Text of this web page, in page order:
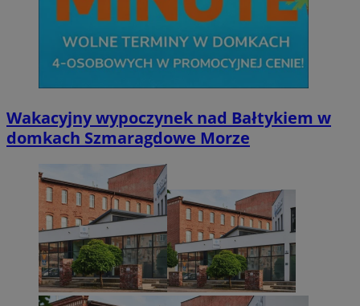
Wakacyjny wypoczynek nad Bałtykiem w
domkach Szmaragdowe Morze